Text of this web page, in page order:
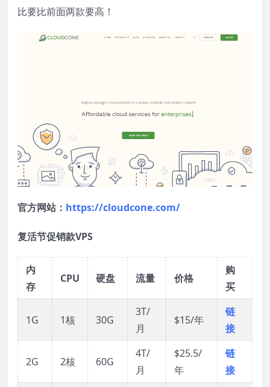
比要比前面两款要高！
官方网站： https://cloudcone.com/
复活节促销款VPS
内
存
CPU 硬盘 流量 价格
购
买
1G 1核 30G
3T/
月
$15/年
链
接
2G 2核 60G
4T/
月
$25.5/
年
链
接